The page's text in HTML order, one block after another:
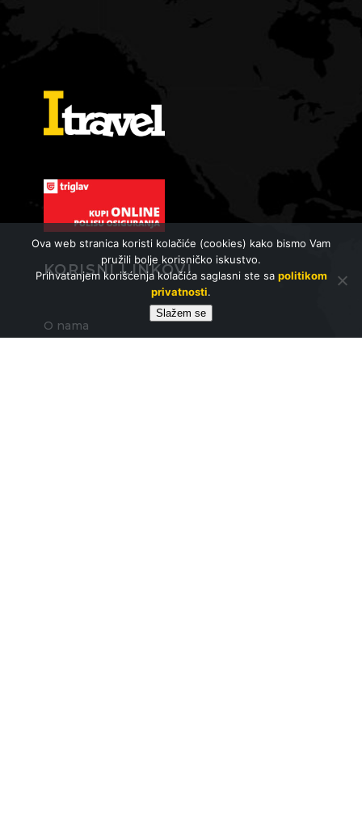
KORISNI LINKOVI
O nama
Ova web stranica koristi kolačiće (cookies) kako bismo Vam
pružili bolje korisničko iskustvo.
Prihvatanjem korišćenja kolačića saglasni ste sa politikom
privatnosti.
Slažem se